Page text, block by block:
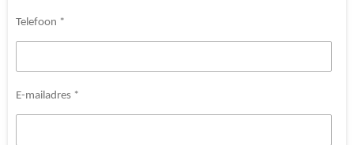
Telefoon *
E-mailadres *